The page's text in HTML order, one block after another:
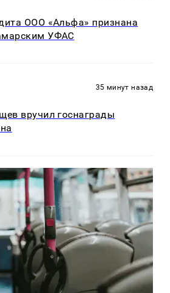
ООО «Альфа» признана
УФАС
35 минут назад
вручил госнаграды